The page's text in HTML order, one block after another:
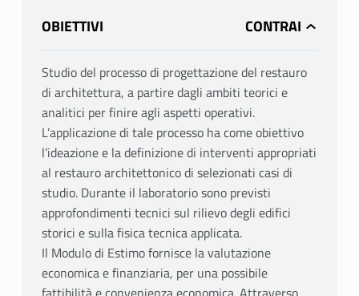
OBIETTIVI
Studio del processo di progettazione del restauro
di architettura, a partire dagli ambiti teorici e
analitici per finire agli aspetti operativi.
L’applicazione di tale processo ha come obiettivo
l’ideazione e la definizione di interventi appropriati
al restauro architettonico di selezionati casi di
studio. Durante il laboratorio sono previsti
approfondimenti tecnici sul rilievo degli edifici
storici e sulla fisica tecnica applicata.
Il Modulo di Estimo fornisce la valutazione
economica e finanziaria, per una possibile